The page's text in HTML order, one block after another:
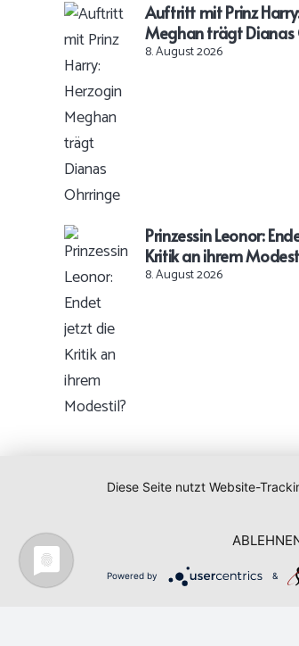
Auftritt mit Prinz
Meghan trägt Dianas
8. August 2026
Prinzessin Leonor:
Kritik an ihrem
8. August 2026
Diese Seite nutzt Website-
Powered by &